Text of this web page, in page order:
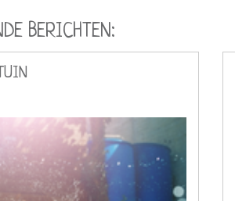
BERICHTEN: